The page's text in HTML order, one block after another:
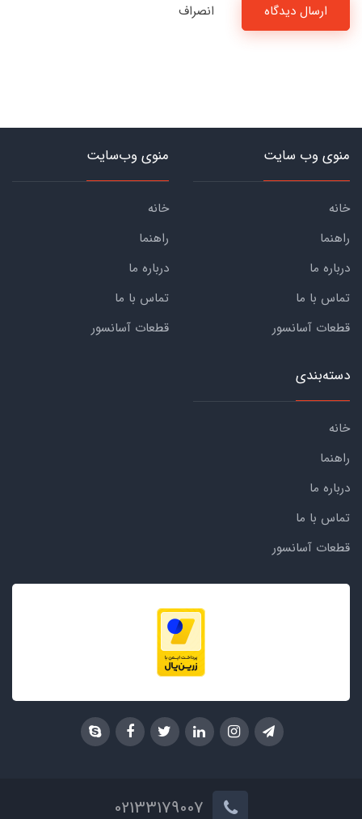
ارسال دیدگاه انصراف
منوی وب سایت
خانه
راهنما
درباره ما
تماس با ما
قطعات آسانسور
منوی وب‌سایت
خانه
راهنما
درباره ما
تماس با ما
قطعات آسانسور
دسته‌بندی
خانه
راهنما
درباره ما
تماس با ما
قطعات آسانسور